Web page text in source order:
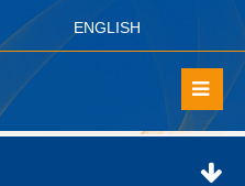
ENGLISH